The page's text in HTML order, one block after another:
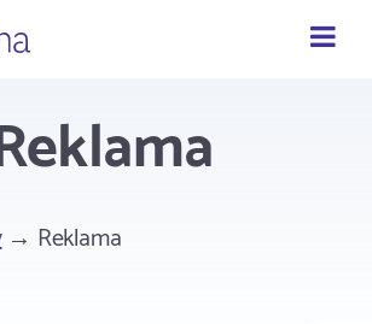
→ Reklama